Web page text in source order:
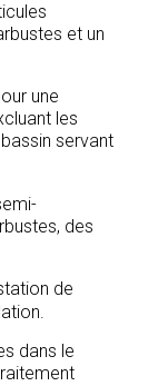
et un
une
les
servant
des
de
dans le